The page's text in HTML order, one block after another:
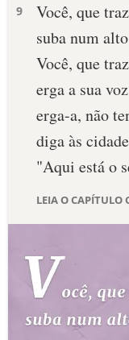
PALAVRA DO DIA
DEVOCIONAL
10 MANDAMENTOS
ESTUDOS BÍBLICOS
TEMAS
PERGUNTE À BÍBLIA
9
Você, que
suba num
Você, que
erga a sua
erga-a, não
diga às
"Aqui está o
LEIA O CAPÍTULO